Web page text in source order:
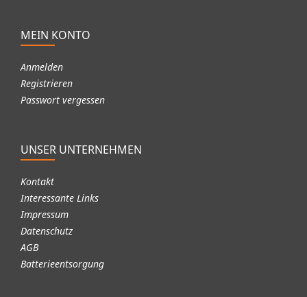
MEIN KONTO
Anmelden
Registrieren
Passwort vergessen
UNSER UNTERNEHMEN
Kontakt
Interessante Links
Impressum
Datenschutz
AGB
Batterieentsorgung